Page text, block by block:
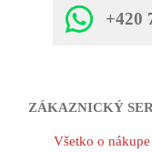
+420
ZÁKAZNICKÝ
Všetko o nákupe